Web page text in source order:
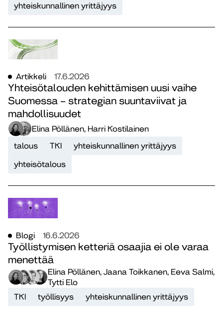
yhteiskunnallinen yrittäjyys
Artikkeli 17.6.2026
Yhteisötalouden kehittämisen uusi vaihe
Suomessa – strategian suuntaviivat ja
mahdollisuudet
Elina Pöllänen, Harri Kostilainen
talous
TKI
yhteiskunnallinen yrittäjyys
yhteisötalous
Blogi 16.6.2026
Työllistymisen ketteriä osaajia ei ole varaa
menettää
Elina Pöllänen, Jaana Toikkanen, Eeva Salmi,
Tytti Elo
TKI
työllisyys yhteiskunnallinen yrittäjyys